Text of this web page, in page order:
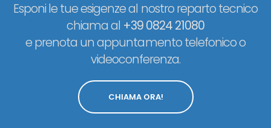
Esponi le tue esigenze al nostro reparto tecnico
chiama al +39 0824 21080
e prenota un appuntamento telefonico o
videoconferenza.
CHIAMA ORA!